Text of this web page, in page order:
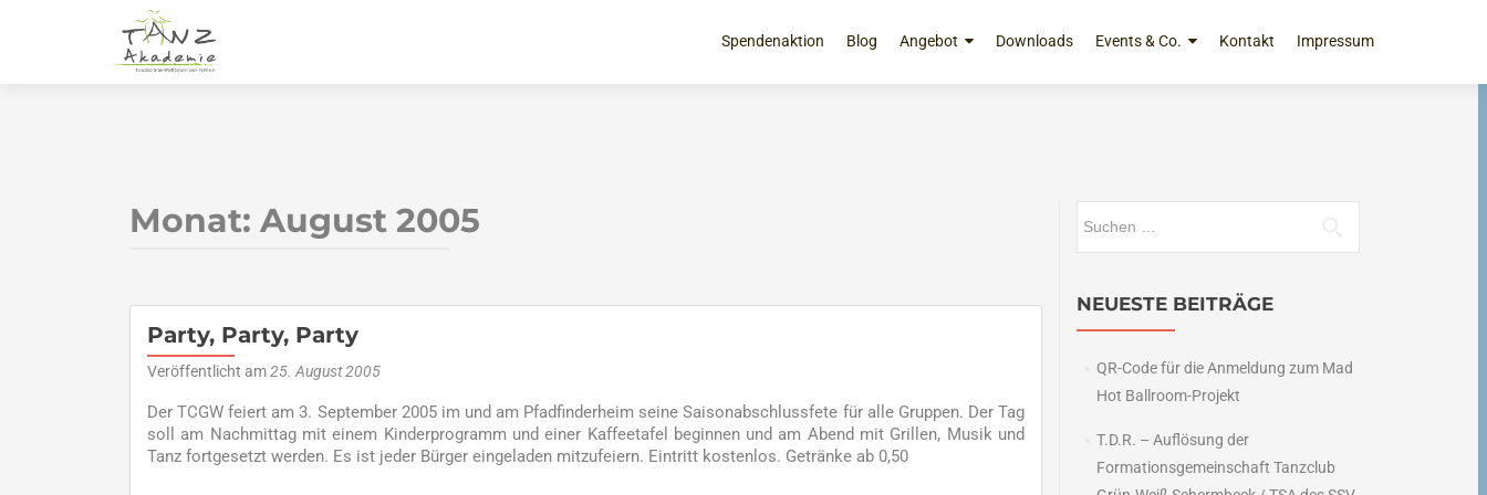
Inhalt
Spendenaktion Blog Angebot Downloads Events & Co. Kontakt Impressum
Monat: August 2005
Party, Party, Party
Veröffentlicht am25. August 2005
Der TCGW feiert am 3. September 2005 im und am Pfadfinderheim seine Saisonabschlussfete für alle Gruppen. Der Tag
soll am Nachmittag mit einem Kinderprogramm und einer Kaffeetafel beginnen und am Abend mit Grillen, Musik und
Tanz fortgesetzt werden. Es ist jeder Bürger eingeladen mitzufeiern. Eintritt kostenlos. Getränke ab 0,50
NEUESTE BEITRÄGE
QR-Code für die Anmeldung zum Mad
Hot Ballroom-Projekt
T.D.R. – Auflösung der
Formationsgemeinschaft Tanzclub